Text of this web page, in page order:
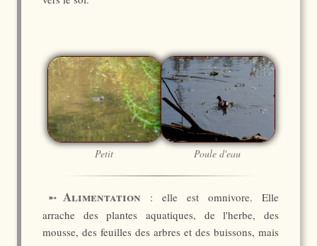
Petit Poule d'eau
➵ Alimentation : elle est omnivore. Elle
arrache des plantes aquatiques, de l'herbe, des
mousse, des feuilles des arbres et des buissons, mais